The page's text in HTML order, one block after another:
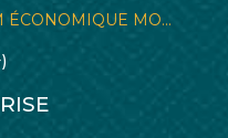
ÉCONOMIQUE MO...